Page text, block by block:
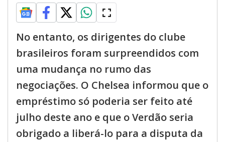
No entanto, os dirigentes do clube
brasileiros foram surpreendidos com
uma mudança no rumo das
negociações. O Chelsea informou que o
empréstimo só poderia ser feito até
julho deste ano e que o Verdão seria
obrigado a liberá-lo para a disputa da